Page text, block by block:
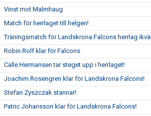
Vinst mot Malmhaug
Match för herrlaget till helgen!
Träningsmatch för Landskrona Falcons herrlag ikväll
Robin Rolf klar för Falcons
Calle Hermansen tar steget upp i herrlaget!
Joachim Rosengren klar för Landskrona Falcons!
Stefan Zyszczak stannar!
Patric Johansson klar för Landskrona Falcons!